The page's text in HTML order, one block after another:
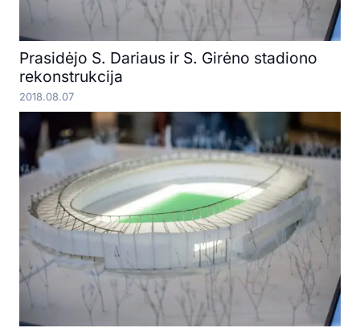
Prasidėjo S. Dariaus ir S. Girėno stadiono
rekonstrukcija
2018.08.07